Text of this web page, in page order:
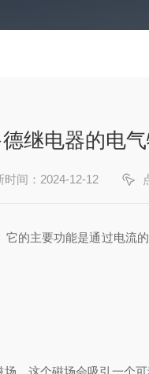
德继电器的电
时间：2024-12-12
的主要功能是通过电
这个磁场会吸引一个